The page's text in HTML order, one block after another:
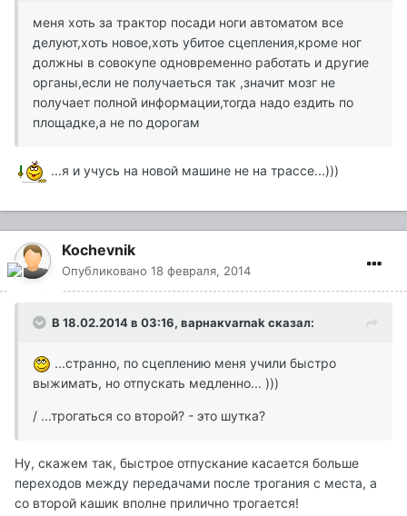
меня хоть за трактор посади ноги автоматом все
делуют,хоть новое,хоть убитое сцепления,кроме ног
должны в совокупе одновременно работать и другие
органы,если не получаеться так ,значит мозг не
получает полной информации,тогда надо ездить по
площадке,а не по дорогам
...я и учусь на новой машине не на трассе...)))
Kochevnik
Опубликовано 18 февраля, 2014
В 18.02.2014 в 03:16, варнакvarnak сказал:
...странно, по сцеплению меня учили быстро
выжимать, но отпускать медленно... )))
/ ...трогаться со второй? - это шутка?
Ну, скажем так, быстрое отпускание касается больше
переходов между передачами после трогания с места, а
со второй кашик вполне прилично трогается!